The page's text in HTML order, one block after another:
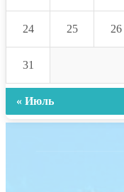
24 25 26
31
« Июль